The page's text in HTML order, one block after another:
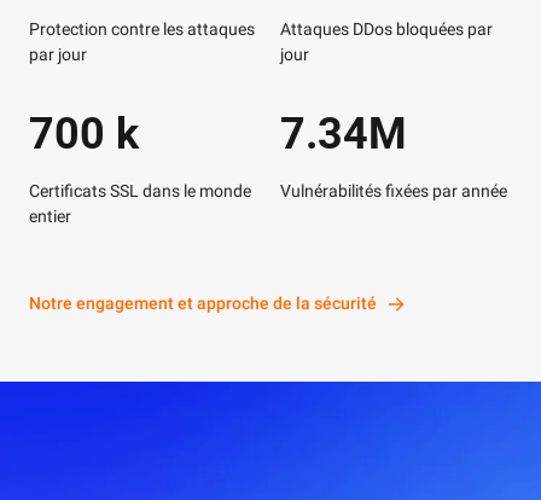
Protection contre les attaques
par jour
Attaques DDos bloquées par
jour
700 k
Certificats SSL dans le monde
entier
7.34M
Vulnérabilités fixées par année
Notre engagement et approche de la sécurité